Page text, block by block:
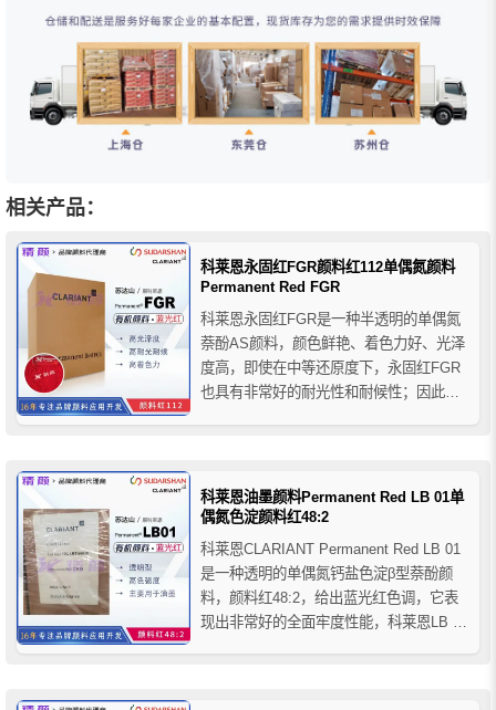
相关产品：
科莱恩永固红FGR颜料红112单偶氮颜料
Permanent Red FGR
科莱恩永固红FGR是一种半透明的单偶氮
萘酚AS颜料，颜色鲜艳、着色力好、光泽
度高，即使在中等还原度下，永固红FGR
也具有非常好的耐光性和耐候性；因此，
调烤漆。
科莱恩油墨颜料Permanent Red LB 01单
偶氮色淀颜料红48:2
科莱恩CLARIANT Permanent Red LB 01
是一种透明的单偶氮钙盐色淀β型萘酚颜
料，颜料红48:2，给出蓝光红色调，它表
现出非常好的全面牢度性能，科莱恩LB 01